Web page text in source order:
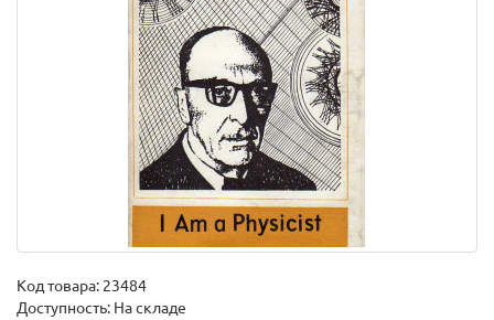
Код товара: 23484
Доступность: На складе